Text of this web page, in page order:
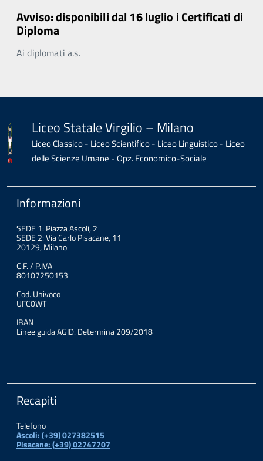
Avviso: disponibili dal 16 luglio i Certificati di
Diploma
Ai diplomati a.s.
Liceo Statale Virgilio – Milano
Liceo Classico - Liceo Scientifico - Liceo Linguistico - Liceo
delle Scienze Umane - Opz. Economico-Sociale
Informazioni
SEDE 1: Piazza Ascoli, 2
SEDE 2: Via Carlo Pisacane, 11
20129, Milano
C.F. / P.IVA
80107250153
Cod. Univoco
UFC0WT
IBAN
Linee guida AGID. Determina 209/2018
Recapiti
Telefono
Ascoli: (+39) 027382515
Pisacane: (+39) 02747707